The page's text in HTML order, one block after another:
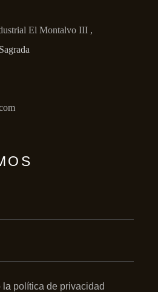
El Montalvo III ,
la política de privacidad